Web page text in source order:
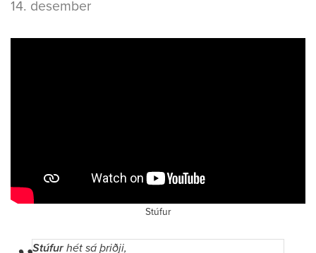
14. desember
Stúfur
Stúfur hét sá þriðji,